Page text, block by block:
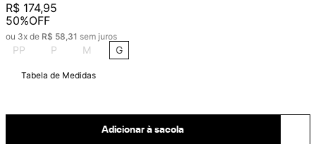
R$ 174,95
50%OFF
ou 3x de R$ 58,31 sem juros
PP P M G
Tabela de Medidas
Adicionar à sacola